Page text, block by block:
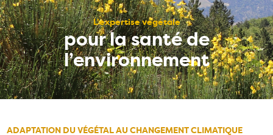
L’expertise végétale
pour la santé de
l’environnement
ADAPTATION DU VÉGÉTAL AU CHANGEMENT CLIMATIQUE